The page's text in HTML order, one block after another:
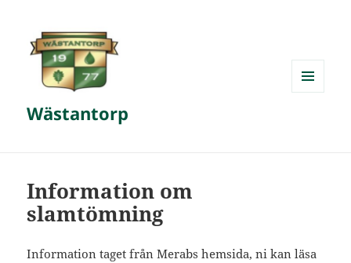
Wästantorp
Information om
slamtömning
Information taget från Merabs hemsida, ni kan läsa